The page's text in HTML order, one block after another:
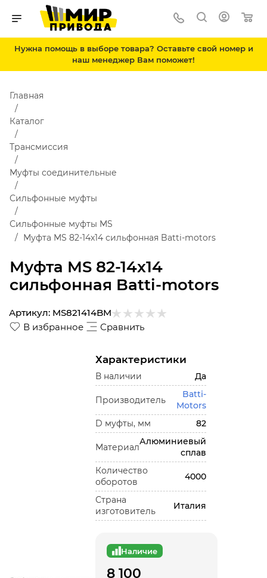
Нужна помощь в выборе товара? Оставьте свой номер и
наш менеджер Вам поможет!
Муфта MS 82-14x14
сильфонная Batti-motors
Главная
Каталог
Трансмиссия
Муфты соединительные
Сильфонные муфты
Сильфонные муфты MS
Муфта MS 82-14x14 сильфонная Batti-motors
В избранное Сравнить
Артикул: MS821414BM
Характеристики
В наличии Да
Производитель
Batti-
Motors
D муфты, мм
82
Материал
Алюминиевый
сплав
Количество
оборотов
4000
Страна
изготовитель
Италия
Наличие
8 100